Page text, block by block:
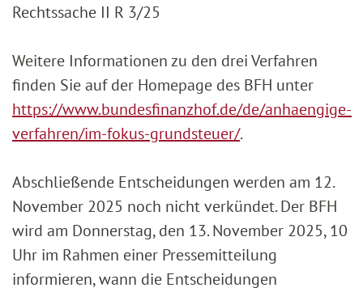
Rechtssache II R 3/25
Weitere Informationen zu den drei Verfahren
finden Sie auf der Homepage des BFH unter
https://www.bundesfinanzhof.de/de/anhaengige-
verfahren/im-fokus-grundsteuer/.
Abschließende Entscheidungen werden am 12.
November 2025 noch nicht verkündet. Der BFH
wird am Donnerstag, den 13. November 2025, 10
Uhr im Rahmen einer Pressemitteilung
informieren, wann die Entscheidungen